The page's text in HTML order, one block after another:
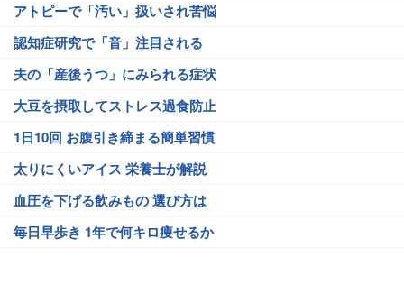
アトピーで「汚い」扱いされ苦悩
認知症研究で「音」注目される
夫の「産後うつ」にみられる症状
大豆を摂取してストレス過食防止
1日10回 お腹引き締まる簡単習慣
太りにくいアイス 栄養士が解説
血圧を下げる飲みもの 選び方は
毎日早歩き 1年で何キロ痩せるか